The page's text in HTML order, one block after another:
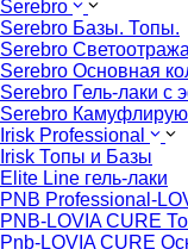
Serebro
Serebro Базы. Топы.
Serebro
Serebro Основная
Serebro Гель-лаки с
Serebro
Irisk Professional
Irisk Топы и Базы
Elite Line гель-лаки
PNB Professional-
PNB-LOVIA CURE
Pnb-LOVIA CURE